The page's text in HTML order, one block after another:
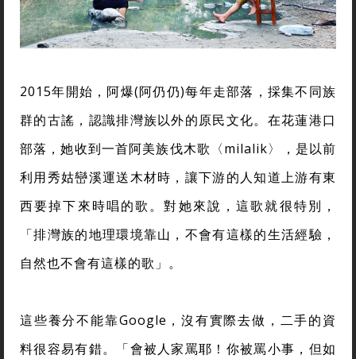
2015年開始，阿爆(阿仍仍)每年走部落，採集不同族
群的古謠，認識排灣族以外的原民文化。在花蓮港口
部落，她收到一首阿美族伐木歌〈milalik〉，是以前
利用秀姑巒溪運送木材時，讓下游的人知道上游有東
西要掉下來時唱的歌。對她來說，這歌就很特別，
「排灣族的地理環境靠山，不會有這樣的生活經驗，
自然也不會有這樣的歌」。
這些養分不能靠Google，沒有實際去做，二手的資
料很容易有錯。「會被人家罵耶！你被罵小事，但如